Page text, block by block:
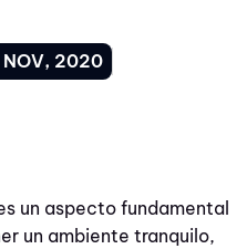
2020
un aspecto fundamental
un ambiente tranquilo,